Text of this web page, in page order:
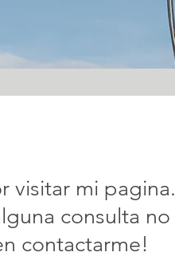
visitar mi pagina.
consulta no
contactarme!